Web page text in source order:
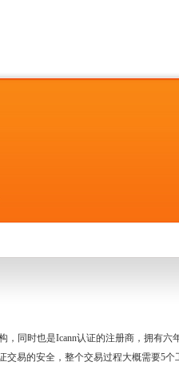
，同时也是Icann认证的注册商，拥有
易的安全，整个交易过程大概需要5个